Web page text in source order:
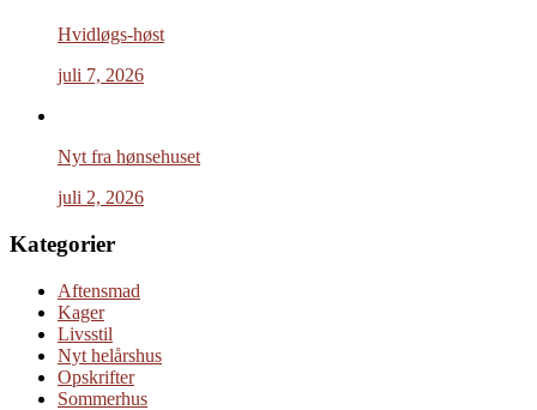
Hvidløgs-høst
juli 7, 2026
Nyt fra hønsehuset
juli 2, 2026
Kategorier
Aftensmad
Kager
Livsstil
Nyt helårshus
Opskrifter
Sommerhus